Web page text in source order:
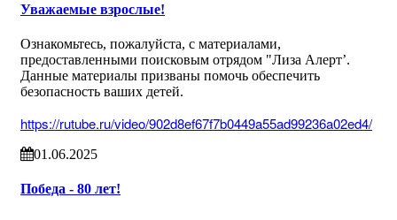
Уважаемые взрослые!
Ознакомьтесь, пожалуйста, с материалами,
предоставленными поисковым отрядом "Лиза Алерт’.
Данные материалы призваны помочь обеспечить
безопасность ваших детей.
https://rutube.ru/video/902d8ef67f7b0449a55ad99236a02ed4/
01.06.2025
Победа - 80 лет!